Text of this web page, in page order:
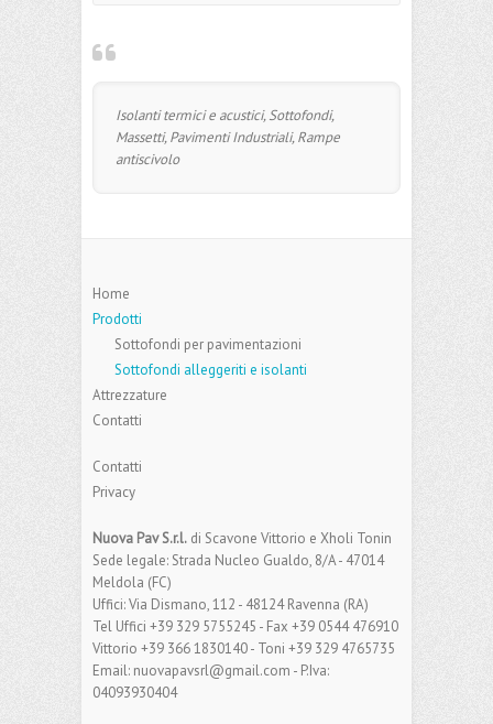
Isolanti termici e acustici, Sottofondi,
Massetti, Pavimenti Industriali, Rampe
antiscivolo
Home
Prodotti
Sottofondi per pavimentazioni
Sottofondi alleggeriti e isolanti
Attrezzature
Contatti
Contatti
Privacy
Nuova Pav S.r.l. di Scavone Vittorio e Xholi Tonin
Sede legale: Strada Nucleo Gualdo, 8/A - 47014
Meldola (FC)
Uffici: Via Dismano, 112 - 48124 Ravenna (RA)
Tel Uffici +39 329 5755245 - Fax +39 0544 476910
Vittorio +39 366 1830140 - Toni +39 329 4765735
Email: nuovapavsrl@gmail.com - P.Iva:
04093930404